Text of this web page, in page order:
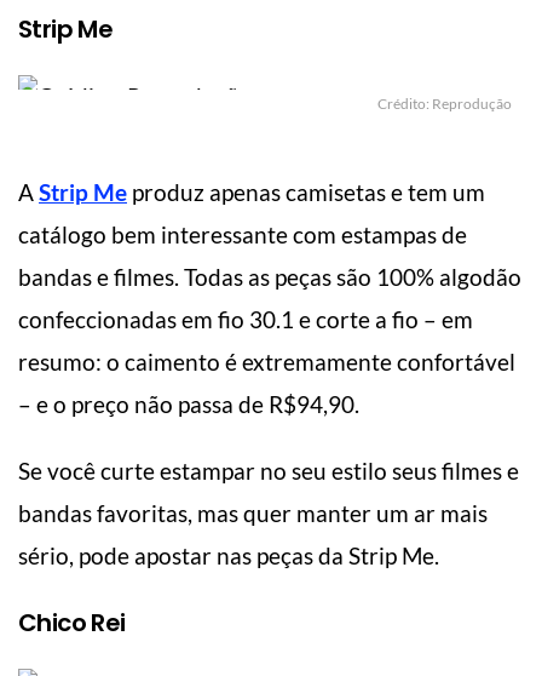
Strip Me
Crédito: Reprodução
AStrip Me produz apenas camisetas e tem um
catálogo bem interessante com estampas de
bandas e filmes. Todas as peças são 100% algodão
confeccionadas em fio 30.1 e corte a fio – em
resumo: o caimento é extremamente confortável
– e o preço não passa de R$94,90.
Se você curte estampar no seu estilo seus filmes e
bandas favoritas, mas quer manter um ar mais
sério, pode apostar nas peças da Strip Me.
Chico Rei